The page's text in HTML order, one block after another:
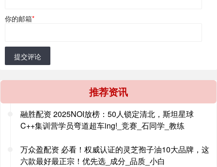
你的邮箱*
提交评论
推荐资讯
融胜配资 2025NOI放榜：50人锁定清北，斯坦星球
C++集训营学员弯道超车ing!_竞赛_石同学_教练
万众盈配资 必看！权威认证的灵芝孢子油10大品牌，这
六款最好最正宗！优先选_成分_品质_小白